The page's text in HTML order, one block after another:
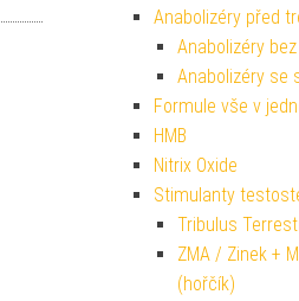
Anabolizéry před
Anabolizéry
Anabolizéry se
Formule vše v
HMB
Nitrix Oxide
Stimulanty
Tribulus
ZMA / Zinek +
(hořčík)